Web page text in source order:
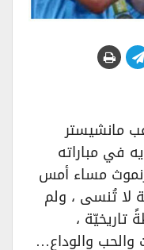
مانشيستر
في مباراته
مساء أمس
لا تُنسى ، ولم
،
والحب والوداع…